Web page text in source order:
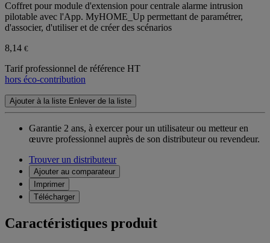
Coffret pour module d'extension pour centrale alarme intrusion
pilotable avec l'App. MyHOME_Up permettant de paramétrer,
d'associer, d'utiliser et de créer des scénarios
8,14 €
Tarif professionnel de référence HT
hors éco-contribution
Ajouter à la liste Enlever de la liste
Garantie 2 ans, à exercer pour un utilisateur ou metteur en
œuvre professionnel auprès de son distributeur ou revendeur.
Trouver un distributeur
Ajouter au comparateur
Imprimer
Télécharger
Caractéristiques produit